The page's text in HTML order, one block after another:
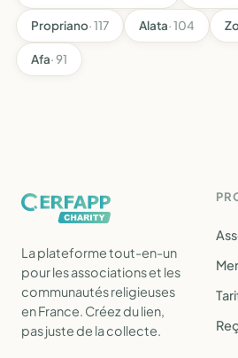
Propriano· 117 Alata· 104
Afa· 91
La plateforme tout-en-un
pour les associations et les
communautés religieuses
en France. Créez du lien,
pas juste de la collecte.